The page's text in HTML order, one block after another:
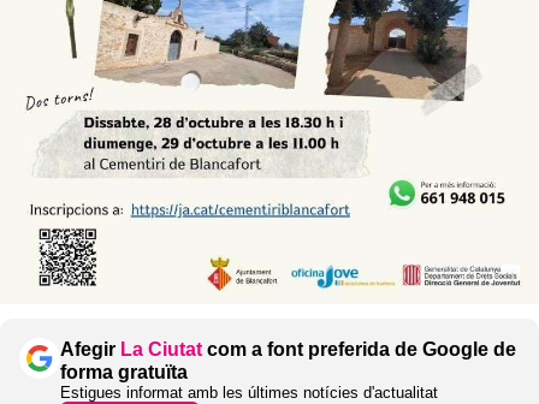
Afegir La Ciutat com a font preferida de Google de
forma gratuïta
Estigues informat amb les últimes notícies d'actualitat